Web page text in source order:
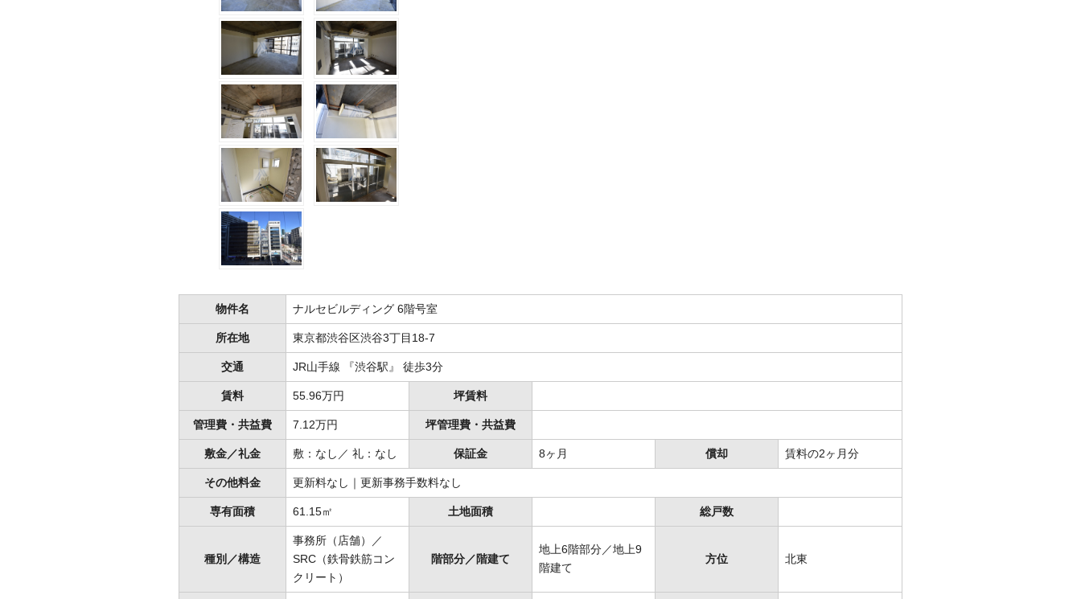
物件名 ナルセビルディング 6階号室
所在地 東京都渋谷区渋谷3丁目18-7
交通 JR山手線 『渋谷駅』 徒歩3分
賃料 55.96万円 坪賃料
管理費・共益費 7.12万円 坪管理費・共益費
敷金／礼金 敷：なし／ 礼：なし 保証金 8ヶ月 償却 賃料の2ヶ月分
その他料金 更新料なし｜更新事務手数料なし
専有面積 61.15㎡ 土地面積 総戸数
種別／構造
事務所（店舗）／
SRC（鉄骨鉄筋コン
クリート）
階部分／階建て
地上6階部分／地上9
階建て
方位 北東